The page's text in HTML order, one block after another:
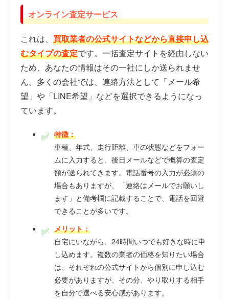
オンライン査定サービス
これは、 買取業者の公式サイトなどから直接申し込
むタイプの査定です。一括査定サイトを経由しない
ため、あなたの情報はその一社にしか送られませ
ん。多くの会社では、連絡方法として「メール希
望」や「LINE希望」などを選択できるようになっ
ています。
特徴：
車種、年式、走行距離、車の状態などをフォー
ムに入力すると、後日メールなどで概算の査定
額が送られてきます。電話番号の入力が必須の
場合もありますが、「連絡はメールでお願いし
ます」と備考欄に記載することで、電話を回避
できることが多いです。
メリット：
自宅にいながら、24時間いつでも好きな時に申
し込めます。複数の業者の価格を知りたい場合
は、それぞれの公式サイトから個別に申し込む
必要がありますが、その分、やり取りする相手
を自分で選べる安心感があります。